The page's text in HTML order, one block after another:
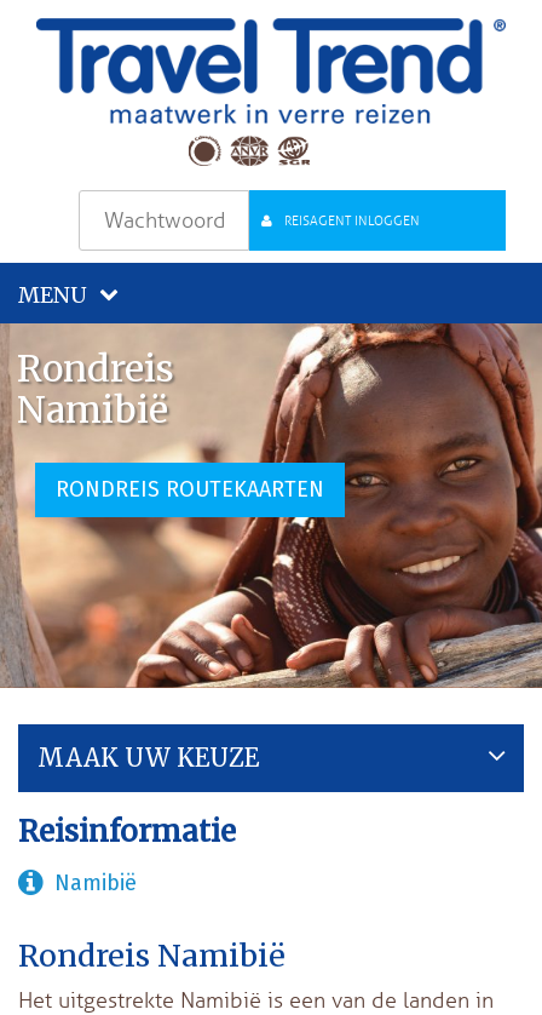
REISAGENT INLOGGEN
MENU
Rondreis
Namibië
RONDREIS ROUTEKAARTEN
MAAK UW KEUZE
Reisinformatie
Namibië
Rondreis Namibië
Het uitgestrekte Namibië is een van de landen in